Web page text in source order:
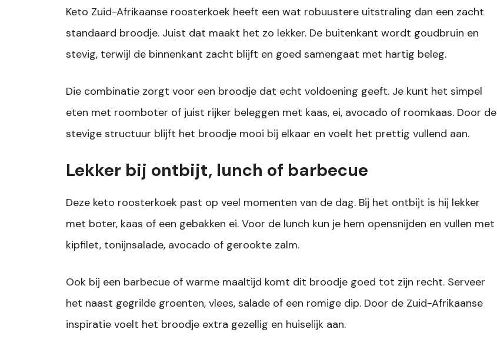
Keto Zuid-Afrikaanse roosterkoek heeft een wat robuustere uitstraling dan een zacht
standaard broodje. Juist dat maakt het zo lekker. De buitenkant wordt goudbruin en
stevig, terwijl de binnenkant zacht blijft en goed samengaat met hartig beleg.
Die combinatie zorgt voor een broodje dat echt voldoening geeft. Je kunt het simpel
eten met roomboter of juist rijker beleggen met kaas, ei, avocado of roomkaas. Door de
stevige structuur blijft het broodje mooi bij elkaar en voelt het prettig vullend aan.
Lekker bij ontbijt, lunch of barbecue
Deze keto roosterkoek past op veel momenten van de dag. Bij het ontbijt is hij lekker
met boter, kaas of een gebakken ei. Voor de lunch kun je hem opensnijden en vullen met
kipfilet, tonijnsalade, avocado of gerookte zalm.
Ook bij een barbecue of warme maaltijd komt dit broodje goed tot zijn recht. Serveer
het naast gegrilde groenten, vlees, salade of een romige dip. Door de Zuid-Afrikaanse
inspiratie voelt het broodje extra gezellig en huiselijk aan.